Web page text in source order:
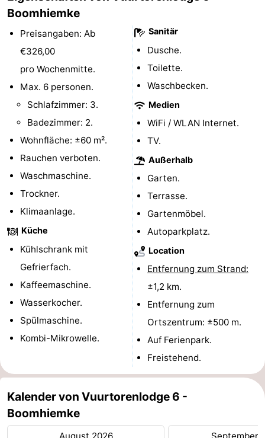
Aussichtspunkte
Attraktionen
-
Rundfahrten
Bauernhöfe
-
Spielplätze
Minigolfplätze
Natur
Führungen
Sport
-
Schwimmbader
Radfahren
Reiten
-
Wattwandern
-
Sportangeln
Seehunden
Essen
Boomhiemke
Preisangaben: Ab
€326,00
pro Wochenmitte.
Max. 6 personen.
Schlafzimmer: 3.
Badezimmer: 2.
Wohnfläche: ±60 m².
Rauchen verboten.
Waschmaschine.
Trockner.
Klimaanlage.
Küche
Kühlschrank mit
Gefrierfach.
Kaffeemaschine.
Wasserkocher.
Spülmaschine.
Kombi-Mikrowelle.
Sanitär
Dusche.
Toilette.
Waschbecken.
Medien
WiFi / WLAN Internet.
TV.
Außerhalb
Garten.
Terrasse.
Gartenmöbel.
Autoparkplatz.
Location
Entfernung zum Strand:
±1,2 km.
Entfernung zum
Ortszentrum: ±500 m.
Auf Ferienpark.
Freistehend.
Kalender von Vuurtorenlodge 6 -
Boomhiemke